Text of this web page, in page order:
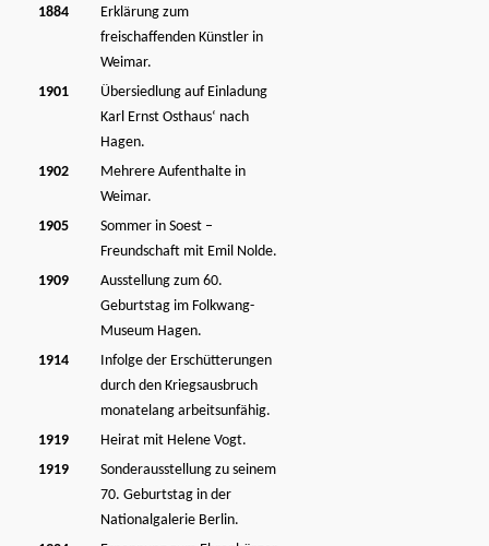
1884
Erklärung zum
freischaffenden Künstler in
Weimar.
1901
Übersiedlung auf Einladung
Karl Ernst Osthaus‘ nach
Hagen.
1902
Mehrere Aufenthalte in
Weimar.
1905
Sommer in Soest –
Freundschaft mit Emil Nolde.
1909
Ausstellung zum 60.
Geburtstag im Folkwang-
Museum Hagen.
1914
Infolge der Erschütterungen
durch den Kriegsausbruch
monatelang arbeitsunfähig.
1919
Heirat mit Helene Vogt.
1919
Sonderausstellung zu seinem
70. Geburtstag in der
Nationalgalerie Berlin.